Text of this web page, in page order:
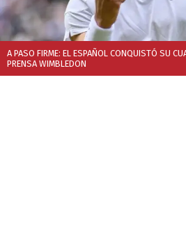
A PASO FIRME: EL ESPAÑOL CONQUISTÓ SU
PRENSA WIMBLEDON